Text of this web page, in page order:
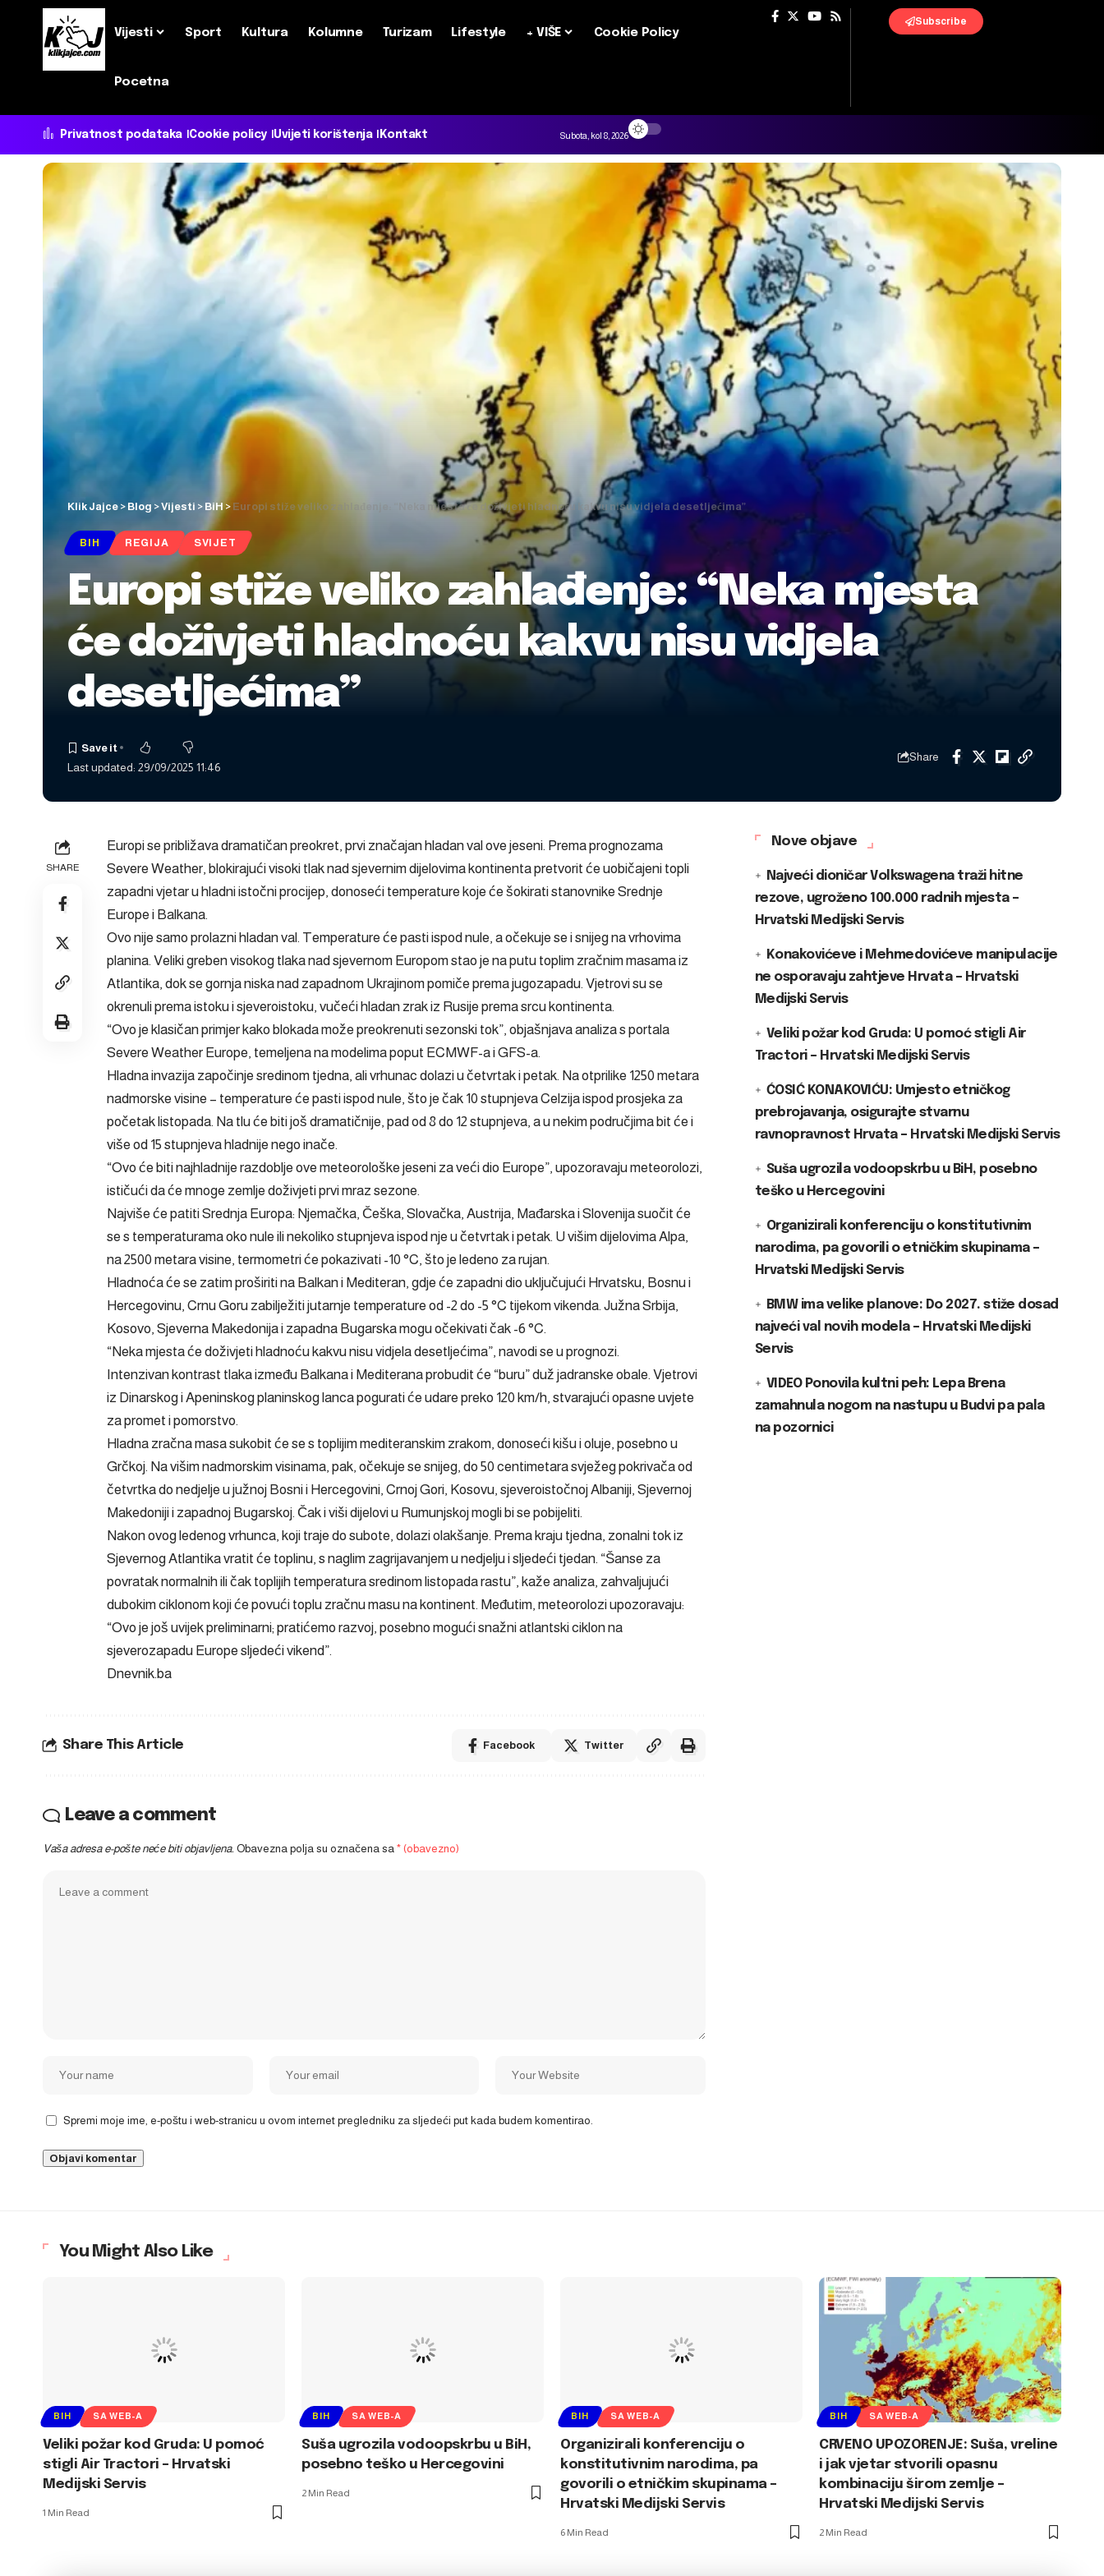
Vijesti Sport Kultura Kolumne Turizam Lifestyle + VIŠE Cookie Policy
Pocetna
Subscribe
Privatnost podataka Cookie policy Uvijeti korištenja Kontakt Subota, kol 8, 2026
Klik Jajce > Blog >Vijesti > BiH> Europi stiže veliko zahlađenje: “Neka mjesta će doživjeti hladnoću kakvu nisu vidjela desetljećima”
BIH REGIJA SVIJET
Europi stiže veliko zahlađenje: “Neka mjesta
će doživjeti hladnoću kakvu nisu vidjela
desetljećima”
Last updated: 29/09/2025 11:46
Share
SHARE
Europi se približava dramatičan preokret, prvi značajan hladan val ove jeseni. Prema prognozama
Severe Weather, blokirajući visoki tlak nad sjevernim dijelovima kontinenta pretvorit će uobičajeni topli
zapadni vjetar u hladni istočni procijep, donoseći temperature koje će šokirati stanovnike Srednje
Europe i Balkana.
Ovo nije samo prolazni hladan val. Temperature će pasti ispod nule, a očekuje se i snijeg na vrhovima
planina. Veliki greben visokog tlaka nad sjevernom Europom stao je na putu toplim zračnim masama iz
Atlantika, dok se gornja niska nad zapadnom Ukrajinom pomiče prema jugozapadu. Vjetrovi su se
okrenuli prema istoku i sjeveroistoku, vučeći hladan zrak iz Rusije prema srcu kontinenta.
“Ovo je klasičan primjer kako blokada može preokrenuti sezonski tok”, objašnjava analiza s portala
Severe Weather Europe, temeljena na modelima poput ECMWF-a i GFS-a.
Hladna invazija započinje sredinom tjedna, ali vrhunac dolazi u četvrtak i petak. Na otprilike 1250 metara
nadmorske visine – temperature će pasti ispod nule, što je čak 10 stupnjeva Celzija ispod prosjeka za
početak listopada. Na tlu će biti još dramatičnije, pad od 8 do 12 stupnjeva, a u nekim područjima bit će i
više od 15 stupnjeva hladnije nego inače.
“Ovo će biti najhladnije razdoblje ove meteorološke jeseni za veći dio Europe”, upozoravaju meteorolozi,
ističući da će mnoge zemlje doživjeti prvi mraz sezone.
Najviše će patiti Srednja Europa: Njemačka, Češka, Slovačka, Austrija, Mađarska i Slovenija suočit će
se s temperaturama oko nule ili nekoliko stupnjeva ispod nje u četvrtak i petak. U višim dijelovima Alpa,
na 2500 metara visine, termometri će pokazivati -10 °C, što je ledeno za rujan.
Hladnoća će se zatim proširiti na Balkan i Mediteran, gdje će zapadni dio uključujući Hrvatsku, Bosnu i
Hercegovinu, Crnu Goru zabilježiti jutarnje temperature od -2 do -5 °C tijekom vikenda. Južna Srbija,
Kosovo, Sjeverna Makedonija i zapadna Bugarska mogu očekivati čak -6 °C.
“Neka mjesta će doživjeti hladnoću kakvu nisu vidjela desetljećima”, navodi se u prognozi.
Intenzivan kontrast tlaka između Balkana i Mediterana probudit će “buru” duž jadranske obale. Vjetrovi
iz Dinarskog i Apeninskog planinskog lanca pogurati će udare preko 120 km/h, stvarajući opasne uvjete
za promet i pomorstvo.
Hladna zračna masa sukobit će se s toplijim mediteranskim zrakom, donoseći kišu i oluje, posebno u
Grčkoj. Na višim nadmorskim visinama, pak, očekuje se snijeg, do 50 centimetara svježeg pokrivača od
četvrtka do nedjelje u južnoj Bosni i Hercegovini, Crnoj Gori, Kosovu, sjeveroistočnoj Albaniji, Sjevernoj
Makedoniji i zapadnoj Bugarskoj. Čak i viši dijelovi u Rumunjskoj mogli bi se pobijeliti.
Nakon ovog ledenog vrhunca, koji traje do subote, dolazi olakšanje. Prema kraju tjedna, zonalni tok iz
Sjevernog Atlantika vratit će toplinu, s naglim zagrijavanjem u nedjelju i sljedeći tjedan. “Šanse za
povratak normalnih ili čak toplijih temperatura sredinom listopada rastu”, kaže analiza, zahvaljujući
dubokim ciklonom koji će povući toplu zračnu masu na kontinent. Međutim, meteorolozi upozoravaju:
“Ovo je još uvijek preliminarni; pratićemo razvoj, posebno mogući snažni atlantski ciklon na
sjeverozapadu Europe sljedeći vikend”.
Dnevnik.ba
Share This Article Facebook Twitter
Leave a comment
Vaša adresa e-pošte neće biti objavljena. Obavezna polja su označena sa * (obavezno)
Spremi moje ime, e-poštu i web-stranicu u ovom internet pregledniku za sljedeći put kada budem komentirao.
Nove objave
Najveći dioničar Volkswagena traži hitne
rezove, ugroženo 100.000 radnih mjesta –
Hrvatski Medijski Servis
Konakovićeve i Mehmedovićeve manipulacije
ne osporavaju zahtjeve Hrvata – Hrvatski
Medijski Servis
Veliki požar kod Gruda: U pomoć stigli Air
Tractori – Hrvatski Medijski Servis
ĆOSIĆ KONAKOVIĆU: Umjesto etničkog
prebrojavanja, osigurajte stvarnu
ravnopravnost Hrvata – Hrvatski Medijski Servis
Suša ugrozila vodoopskrbu u BiH, posebno
teško u Hercegovini
Organizirali konferenciju o konstitutivnim
narodima, pa govorili o etničkim skupinama –
Hrvatski Medijski Servis
BMW ima velike planove: Do 2027. stiže dosad
najveći val novih modela – Hrvatski Medijski
Servis
VIDEO Ponovila kultni peh: Lepa Brena
zamahnula nogom na nastupu u Budvi pa pala
na pozornici
You Might Also Like
BIH SA WEB-A
Veliki požar kod Gruda: U pomoć
stigli Air Tractori – Hrvatski
Medijski Servis
1 Min Read
BIH SA WEB-A
Suša ugrozila vodoopskrbu u BiH,
posebno teško u Hercegovini
2 Min Read
BIH SA WEB-A
Organizirali konferenciju o
konstitutivnim narodima, pa
govorili o etničkim skupinama –
Hrvatski Medijski Servis
6 Min Read
BIH SA WEB-A
CRVENO UPOZORENJE: Suša, vreline
i jak vjetar stvorili opasnu
kombinaciju širom zemlje –
Hrvatski Medijski Servis
2 Min Read